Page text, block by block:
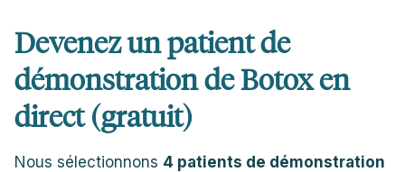
Devenez un patient de
démonstration de Botox en
direct (gratuit)
Nous sélectionnons 4 patients de démonstration